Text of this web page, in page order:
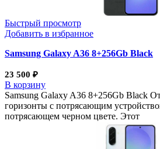
Быстрый просмотр
Добавить в избранное
Samsung Galaxy A36 8+256Gb Black
23 500 ₽
В корзину
Samsung Galaxy A36 8+256Gb Black
горизонты с потрясающим
потрясающем черном цвете. Этот